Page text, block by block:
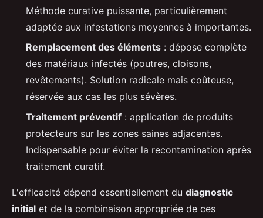
Méthode curative puissante, particulièrement
adaptée aux infestations moyennes à importantes.
Remplacement des éléments : dépose complète
des matériaux infectés (poutres, cloisons,
revêtements). Solution radicale mais coûteuse,
réservée aux cas les plus sévères.
Traitement préventif : application de produits
protecteurs sur les zones saines adjacentes.
Indispensable pour éviter la recontamination après
traitement curatif.
L'efficacité dépend essentiellement du diagnostic
initial et de la combinaison appropriée de ces